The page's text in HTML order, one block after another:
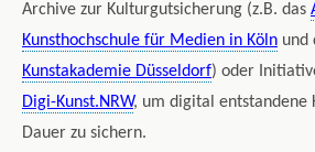
Archive zur Kulturgutsicherung (z.B. das
Kunsthochschule für Medien in Köln und
Kunstakademie Düsseldorf) oder
Digi-Kunst.NRW, um digital entstandene
Dauer zu sichern.